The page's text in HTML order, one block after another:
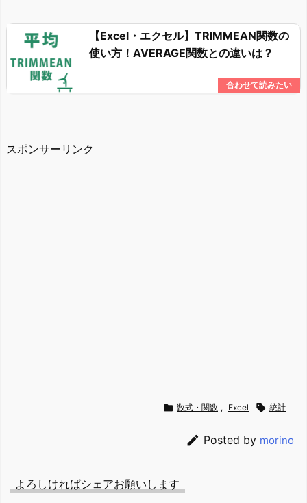
【Excel・エクセル】TRIMMEAN関数の
使い方！AVERAGE関数との違いは？
スポンサーリンク
 数式・関数 , Excel  統計
 Posted by morino
よろしければシェアお願いします